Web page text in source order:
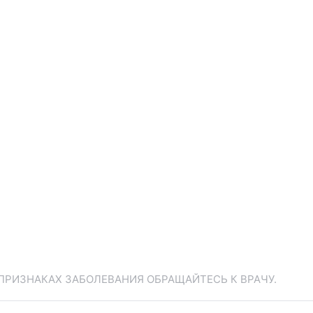
ЗАБОЛЕВАНИЯ ОБРАЩАЙТЕСЬ К ВРАЧУ.